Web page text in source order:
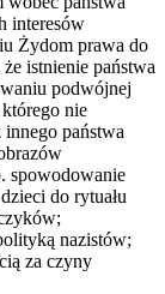
interesów
Żydom prawa do
istnienie państwa
podwójnej
nie
państwa
spowodowanie
do rytuału
nazistów;
za czyny